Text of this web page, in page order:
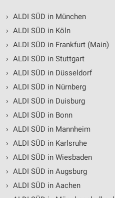
› ALDI SÜD in München
› ALDI SÜD in Köln
› ALDI SÜD in Frankfurt (Main)
› ALDI SÜD in Stuttgart
› ALDI SÜD in Düsseldorf
› ALDI SÜD in Nürnberg
› ALDI SÜD in Duisburg
› ALDI SÜD in Bonn
› ALDI SÜD in Mannheim
› ALDI SÜD in Karlsruhe
› ALDI SÜD in Wiesbaden
› ALDI SÜD in Augsburg
› ALDI SÜD in Aachen